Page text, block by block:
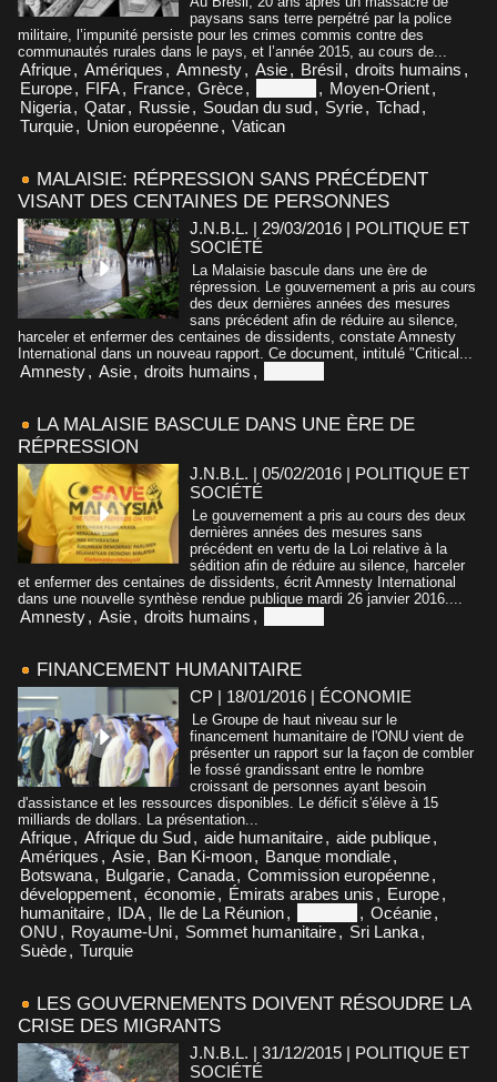
paysans sans terre perpétré par la police
militaire, l’impunité persiste pour les crimes commis contre des
communautés rurales dans le pays, et l’année 2015, au cours de...
Afrique, Amériques , Amnesty, Asie, Brésil, droits humains ,
Europe, FIFA, France, Grèce, , Moyen-Orient,
Nigeria, Qatar, Russie, Soudan du sud, Syrie, Tchad,
Turquie, Union européenne, Vatican
MALAISIE: RÉPRESSION SANS PRÉCÉDENT
VISANT DES CENTAINES DE PERSONNES
J.N.B.L. | 29/03/2016 | POLITIQUE ET
SOCIÉTÉ
La Malaisie bascule dans une ère de
répression. Le gouvernement a pris au cours
des deux dernières années des mesures
sans précédent afin de réduire au silence,
harceler et enfermer des centaines de dissidents, constate Amnesty
International dans un nouveau rapport. Ce document, intitulé "Critical...
Amnesty, Asie, droits humains ,
LA MALAISIE BASCULE DANS UNE ÈRE DE
RÉPRESSION
J.N.B.L. | 05/02/2016 | POLITIQUE ET
SOCIÉTÉ
Le gouvernement a pris au cours des deux
dernières années des mesures sans
précédent en vertu de la Loi relative à la
sédition afin de réduire au silence, harceler
et enfermer des centaines de dissidents, écrit Amnesty International
dans une nouvelle synthèse rendue publique mardi 26 janvier 2016....
Amnesty, Asie, droits humains ,
FINANCEMENT HUMANITAIRE
CP | 18/01/2016 | ÉCONOMIE
Le Groupe de haut niveau sur le
financement humanitaire de l'ONU vient de
présenter un rapport sur la façon de combler
le fossé grandissant entre le nombre
croissant de personnes ayant besoin
d'assistance et les ressources disponibles. Le déficit s'élève à 15
milliards de dollars. La présentation...
Afrique, Afrique du Sud, aide humanitaire, aide publique,
Amériques , Asie, Ban Ki-moon, Banque mondiale,
Botswana, Bulgarie, Canada, Commission européenne,
développement, économie, Émirats arabes unis , Europe,
humanitaire, IDA, Ile de La Réunion, , Océanie,
ONU , Royaume-Uni, Sommet humanitaire, Sri Lanka,
Suède, Turquie
LES GOUVERNEMENTS DOIVENT RÉSOUDRE LA
CRISE DES MIGRANTS
J.N.B.L. | 31/12/2015 | POLITIQUE ET
SOCIÉTÉ